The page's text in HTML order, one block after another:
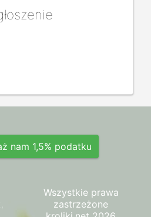
nam 1,5% podatku
Wszystkie prawa
zastrzeżone